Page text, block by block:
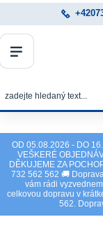
OD 05.08.2026 - DO
VEŠKERÉ
DĚKUJEME ZA
732 562 562 🚚
vám rádi
celkovou dopravu v
562.